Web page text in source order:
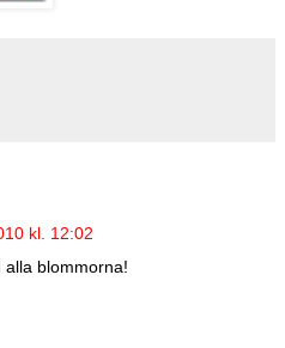
kl. 12:02
blommorna!